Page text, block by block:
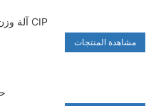
آلة وزن وتغليف البسكويت الصغير مع نظام CIP
مشاهدة المنتجات